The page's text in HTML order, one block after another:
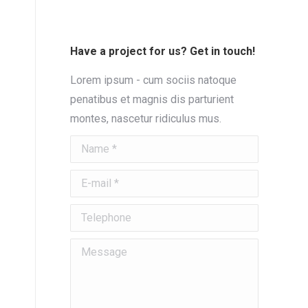
Have a project for us? Get in touch!
Lorem ipsum - cum sociis natoque
penatibus et magnis dis parturient
montes, nascetur ridiculus mus.
Name *
E-mail *
Telephone
Message